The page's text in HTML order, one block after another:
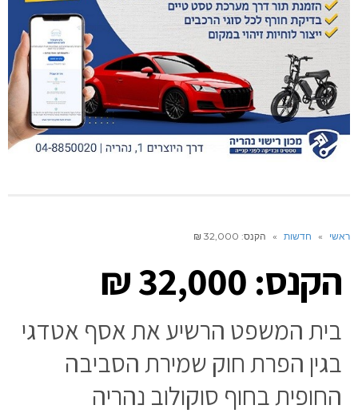
ראשי » חדשות » הקנס: 32,000 ₪
הקנס: 32,000 ₪
בית המשפט הרשיע את אסף אטדגי
בגין הפרת חוק שמירת הסביבה
החופית בחוף סוקולוב נהריה